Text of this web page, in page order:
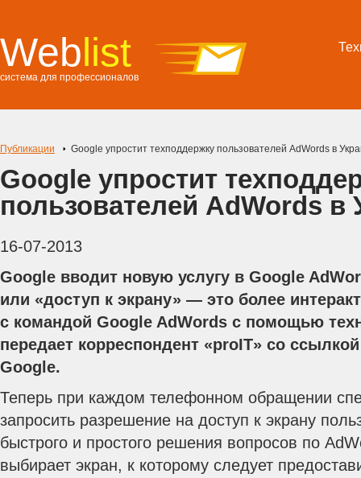
Weblist
система для профессионалов
Публикации Google упростит техподдержку пользователей AdWords в
Google упростит
пользователей AdWords в
16-07-2013
Google вводит новую услугу в Google
или «доступ к экрану» — это более
с командой Google AdWords с помощью
передает корреспондент «proIT» со
Google.
Теперь при каждом телефонном обращении
запросить разрешение на доступ к экрану
быстрого и простого решения вопросов по
выбирает экран, к которому следует